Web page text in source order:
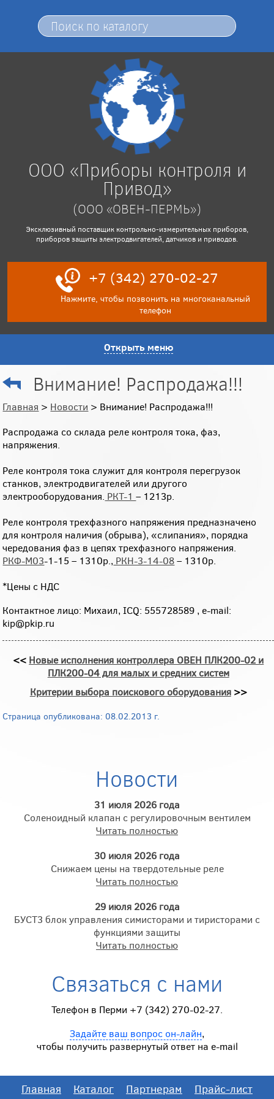
ООО «Приборы контроля и
Привод»
(ООО «ОВЕН-ПЕРМЬ»)
Эксклюзивный поставщик контрольно-измерительных приборов,
приборов защиты электродвигателей, датчиков и приводов.
+7 (342) 270-02-27
Нажмите, чтобы позвонить на многоканальный
телефон
Открыть меню
Внимание! Распродажа!!!
Главная > Новости > Внимание! Распродажа!!!
Распродажа со склада реле контроля тока, фаз,
напряжения.
Реле контроля тока служит для контроля перегрузок
станков, электродвигателей или другого
электрооборудования. РКТ-1– 1213р.
Реле контроля трехфазного напряжения предназначено
для контроля наличия (обрыва), «слипания», порядка
чередования фаз в цепях трехфазного напряжения.
РКФ-М03-1-15 – 1310р., РКН-3-14-08– 1310р.
*Цены с НДС
Контактное лицо: Михаил, ICQ: 555728589 , e-mail:
kip@pkip.ru
<< Новые исполнения контроллера ОВЕН ПЛК200-02 и
ПЛК200-04 для малых и средних систем
Критерии выбора поискового оборудования>>
Страница опубликована: 08.02.2013 г.
Новости
31 июля 2026 года
Соленоидный клапан с регулировочным вентилем
Читать полностью
30 июля 2026 года
Снижаем цены на твердотельные реле
Читать полностью
29 июля 2026 года
БУСТ3 блок управления симисторами и тиристорами с
функциями защиты
Читать полностью
Связаться с нами
Телефон в Перми +7 (342) 270-02-27.
Задайте ваш вопрос он-лайн,
чтобы получить развернутый ответ на e-mail
Главная Каталог Партнерам Прайс-лист